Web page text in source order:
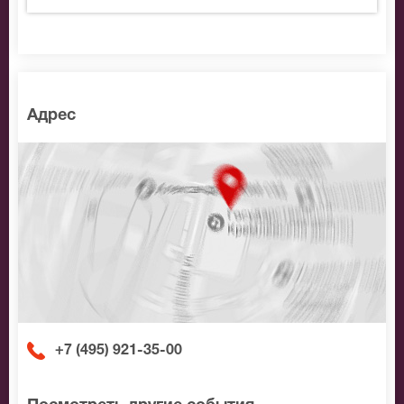
доступной цене.
Адрес
+7 (495) 921-35-00